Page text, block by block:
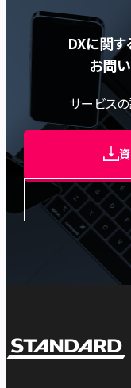
DXに関
お問
サービス